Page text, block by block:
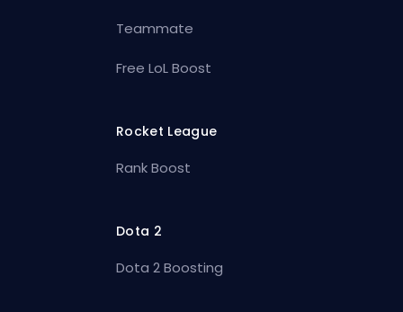
Teammate
Free LoL Boost
Rocket League
Rank Boost
Dota 2
Dota 2 Boosting